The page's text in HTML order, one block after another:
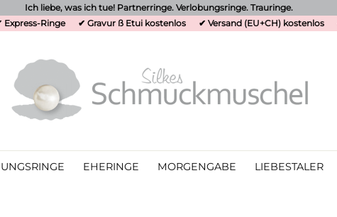
Ich liebe, was ich tue! Partnerringe. Verlobungsringe. Trauringe.
Express-Ringe
✔ Gravur ß Etui kostenlos ✔ Versand (EU+CH) kostenlos
EHERINGE MORGENGABE LIEBESTALER